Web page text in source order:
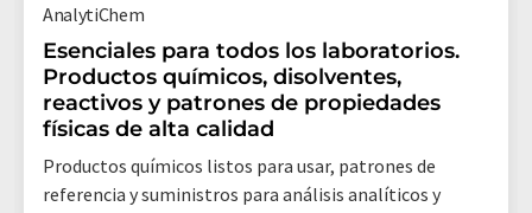
AnalytiChem
Esenciales para todos los laboratorios.
Productos químicos, disolventes,
reactivos y patrones de propiedades
físicas de alta calidad
Productos químicos listos para usar, patrones de
referencia y suministros para análisis analíticos y